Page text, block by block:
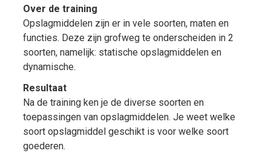
Over de training
Opslagmiddelen zijn er in vele soorten, maten en
functies. Deze zijn grofweg te onderscheiden in 2
soorten, namelijk: statische opslagmiddelen en
dynamische.
Resultaat
Na de training ken je de diverse soorten en
toepassingen van opslagmiddelen. Je weet welke
soort opslagmiddel geschikt is voor welke soort
goederen.